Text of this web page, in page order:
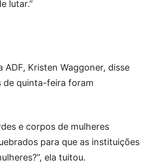
lutar.”
ADF, Kristen Waggoner, disse
de quinta-feira foram
e corpos de mulheres
para que as instituições
ela tuitou.